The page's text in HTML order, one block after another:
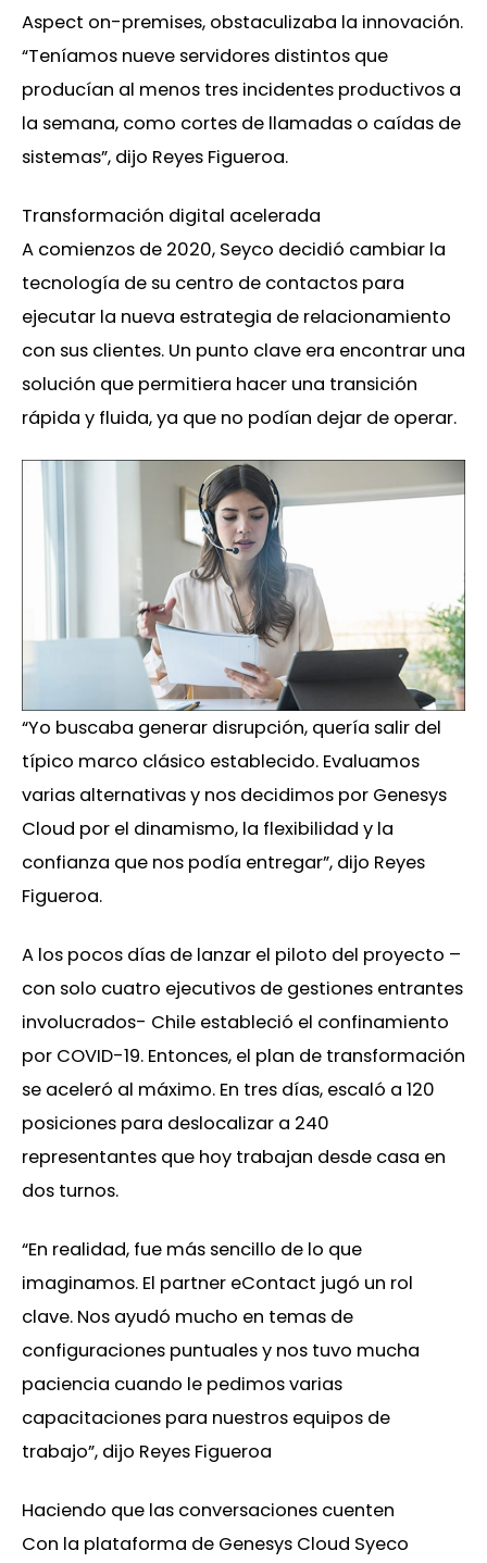
Aspect on-premises, obstaculizaba la innovación.
“Teníamos nueve servidores distintos que
producían al menos tres incidentes productivos a
la semana, como cortes de llamadas o caídas de
sistemas”, dijo Reyes Figueroa.
Transformación digital acelerada
A comienzos de 2020, Seyco decidió cambiar la
tecnología de su centro de contactos para
ejecutar la nueva estrategia de relacionamiento
con sus clientes. Un punto clave era encontrar una
solución que permitiera hacer una transición
rápida y fluida, ya que no podían dejar de operar.
“Yo buscaba generar disrupción, quería salir del
típico marco clásico establecido. Evaluamos
varias alternativas y nos decidimos por Genesys
Cloud por el dinamismo, la flexibilidad y la
confianza que nos podía entregar”, dijo Reyes
Figueroa.
A los pocos días de lanzar el piloto del proyecto –
con solo cuatro ejecutivos de gestiones entrantes
involucrados- Chile estableció el confinamiento
por COVID-19. Entonces, el plan de transformación
se aceleró al máximo. En tres días, escaló a 120
posiciones para deslocalizar a 240
representantes que hoy trabajan desde casa en
dos turnos.
“En realidad, fue más sencillo de lo que
imaginamos. El partner eContact jugó un rol
clave. Nos ayudó mucho en temas de
configuraciones puntuales y nos tuvo mucha
paciencia cuando le pedimos varias
capacitaciones para nuestros equipos de
trabajo”, dijo Reyes Figueroa
Haciendo que las conversaciones cuenten
Con la plataforma de Genesys Cloud Syeco